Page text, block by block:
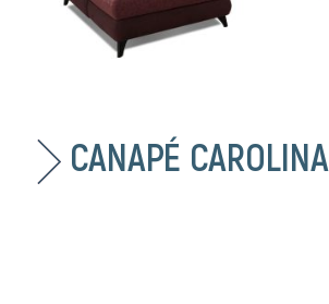
CANAPÉ CAROLINA